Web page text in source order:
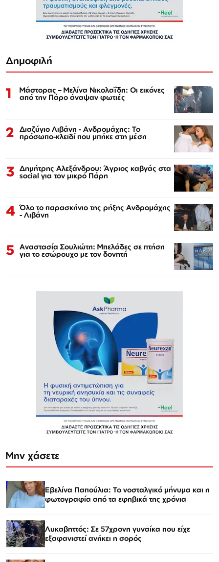
Δημοφιλή
1 Μάστορας – Μελίνα Νικολαΐδη: Οι εικόνες
από την Πάρο άναψαν φωτιές
2 Διαζύγιο Λιβάνη - Ανδρομάχης: Το
πρόσωπο-κλειδί που μπήκε στη μέση
3 Δημήτρης Αλεξάνδρου: Άγριος καβγάς στα
social για τον μικρό Πάρη
4 Όλο το παρασκήνιο της ρήξης Ανδρομάχης
- Λιβάνη
5 Αναστασία Σουλιώτη: Μπελάδες σε πτήση
για το εσώρουχο με τον δονητή
Μην χάσετε
Εβελίνα Παπούλια: Το νοσταλγικό μήνυμα και η
φωτογραφία από τα εφηβικά της χρόνια
Λυκαβηττός: Σε 57χρονη γυναίκα που είχε
εξαφανιστεί ανήκει η σορός